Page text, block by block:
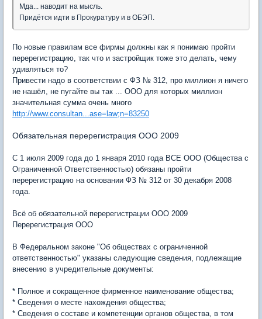
Мда... наводит на мысль.
Придётся идти в Прокуратуру и в ОБЭП.
По новые правилам все фирмы должны как я понимаю пройти
перерегистрацию, так что и застройщик тоже это делать, чему
удивляться то?
Привести надо в соответствии с ФЗ № 312, про миллион я ничего
не нашёл, не пугайте вы так ... ООО для которых миллион
значительная сумма очень много
http://www.consultan...ase=law;n=83250
Обязательная перерегистрация ООО 2009
С 1 июля 2009 года до 1 января 2010 года ВСЕ ООО (Общества с
Ограниченной Ответственностью) обязаны пройти
перерегистрацию на основании ФЗ № 312 от 30 декабря 2008
года.
Всё об обязательной перерегистрации ООО 2009
Перерегистрация ООО
В Федеральном законе "Об обществах с ограниченной
ответственностью" указаны следующие сведения, подлежащие
внесению в учредительные документы:
* Полное и сокращенное фирменное наименование общества;
* Сведения о месте нахождения общества;
* Сведения о составе и компетенции органов общества, в том